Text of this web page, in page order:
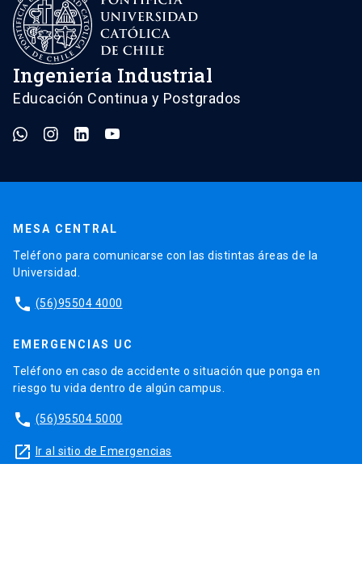
Ingeniería Industrial
Educación Continua y Postgrados
MESA CENTRAL
Teléfono para comunicarse con las distintas áreas de la
Universidad.
phone (56)95504 4000
EMERGENCIAS UC
Teléfono en caso de accidente o situación que ponga en
riesgo tu vida dentro de algún campus.
phone (56)95504 5000
launch Ir al sitio de Emergencias